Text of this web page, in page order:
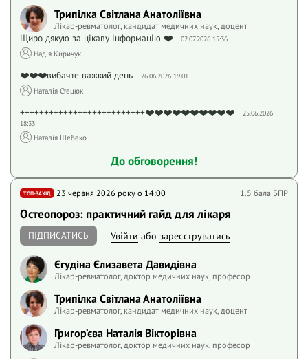
Трипілка Світлана Анатоліївна
Лікар-ревматолог, кандидат медичних наук, доцент
Щиро дякую за цікаву інформацію ❤️ 02.07.2026 15:36
Надія Киричук
❤️❤️❤️вибачте важкий день 26.06.2026 19:01
Наталія Стецюк
++++++++++++++++++++++++++❤️❤️❤️❤️❤️❤️❤️❤️❤️❤️
25.06.2026
18:33
Наталія Шебеко
До обговорення!
ТОП-ЗАХІД 23 червня 2026 року o 14:00 1.5 бала БПР
Остеопороз: практичний гайд для лікаря
ПІДПИСАТИСЬ Увійти або зареєструватись
Єгудіна Єлизавета Давидівна
Лікар-ревматолог, доктор медичних наук, професор
Трипілка Світлана Анатоліївна
Лікар-ревматолог, кандидат медичних наук, доцент
Григор’єва Наталія Вікторівна
Лікар-ревматолог, доктор медичних наук, професор